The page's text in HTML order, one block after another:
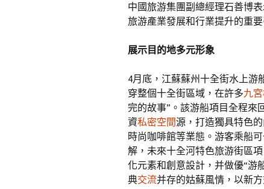
中國旅游集團副總經理石善博
旅游產業發展和行業提升的重要
展示目的地多元形象
4月底，江蘇蘇州十全街水上游
穿整個十全街區域，在許多九
完的故事”。該游船項目全程來
資私密空間源，打造獨具特色
時尚咖啡館等業態。游客乘船
解，未來十全河特色旅游街區
化元素和創意設計，并做優“游
典交流并存的姑蘇風情，以新方